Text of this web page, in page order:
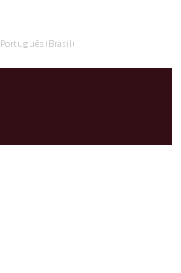
Português (Brasil)